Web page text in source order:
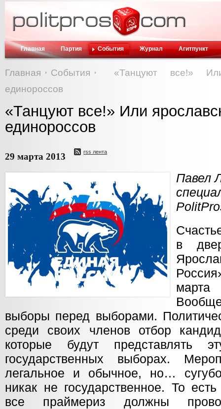
Главная Партия События Журнал Агитпункт
Главная События
«Танцуют все!»
единороссов
«Танцуют все!» Или
единороссов
29 марта 2013 rss лента
Павел
в
выборы перед выборами.
среди своих членов отбор
которые будут представлять
государственных выборах.
легальное и обычное, но…
никак не государственное. То
все праймериз должны